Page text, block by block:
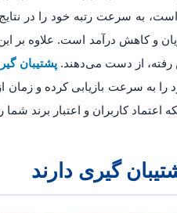
به سرعت رتبه خود را در
و کاهش درآمد است. علاوه بر
رفته، از دست می‌دهند.پشتیبان
به سرعت بازیابی کرده و زمان
کاربران و اعتبار برند شما
گیری دارند